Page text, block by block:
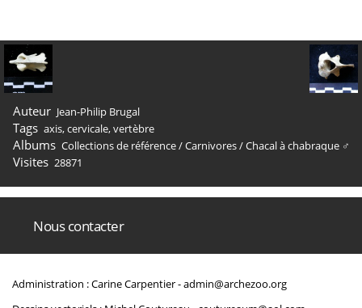
Auteur Jean-Philip Brugal
Tags axis,cervicale,vertèbre
Albums Collections de référence/Carnivores/Chacal à chabraque ♂
Visites 28871
Nous contacter
Administration : Carine Carpentier -admin@archezoo.org